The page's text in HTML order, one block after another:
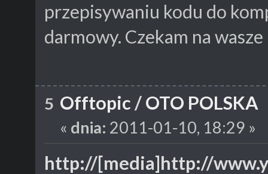
przepisywaniu kodu do
darmowy. Czekam na
5 Offtopic /OTO POLSKA
« dnia: 2011-01-10, 18:29 »
http://[media]http://